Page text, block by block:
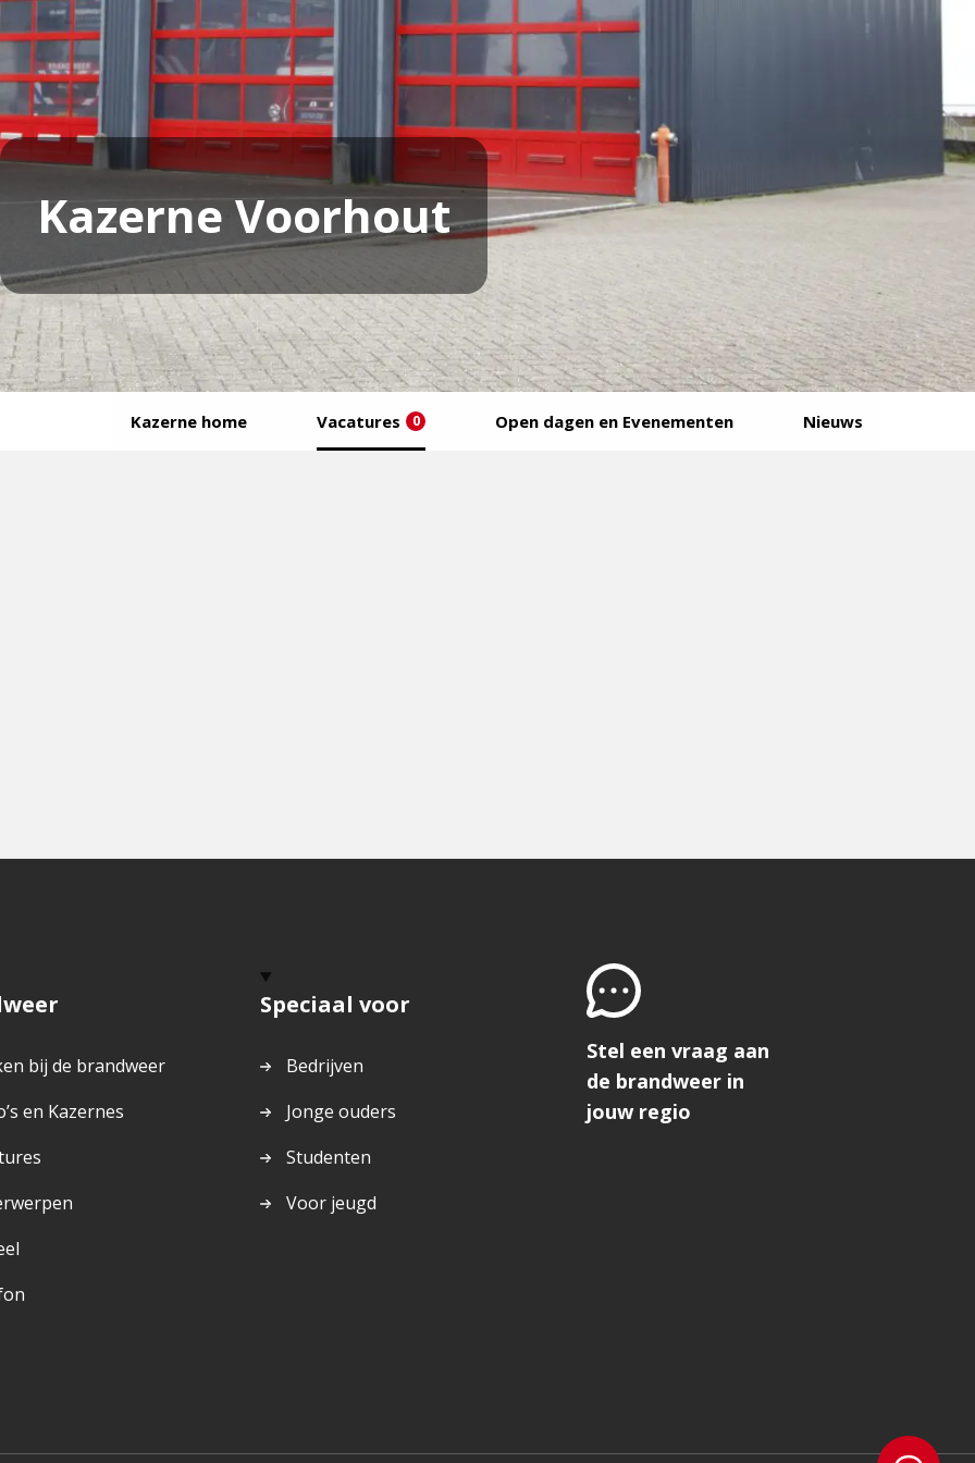
Kazerne Voorhout
Kazerne home Vacatures 0 Open dagen en Evenementen Nieuws
bij de brandweer
en Kazernes
Speciaal voor
Bedrijven
Jonge ouders
Studenten
Voor jeugd
Stel een vraag aan
de brandweer in
jouw regio